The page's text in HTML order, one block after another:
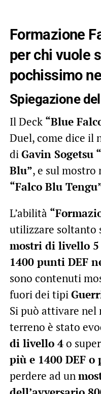
Formazione
per chi vuole
pochissimo
Spiegazione
Il Deck “Blue
Duel, come dice il
diGavin Sogetsu
Blu”, e sul
“Falco Blu
L’abilità
utilizzare soltanto
mostri di livello 5
1400 punti DEF
sono contenuti
fuori dei tipi
Si può attivare
terreno è stato
di livello 4o
più e 1400 DEF o
perdere ad un